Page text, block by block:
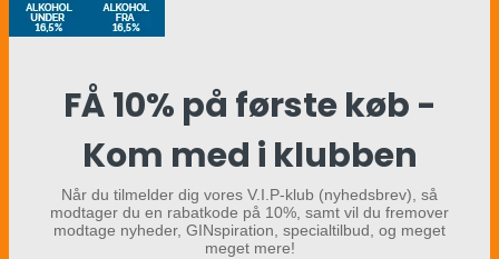
FÅ 10% på første køb -
Kom med i klubben
Når du tilmelder dig vores V.I.P-klub (nyhedsbrev), så
modtager du en rabatkode på 10%, samt vil du fremover
modtage nyheder, GINspiration, specialtilbud, og meget
meget mere!